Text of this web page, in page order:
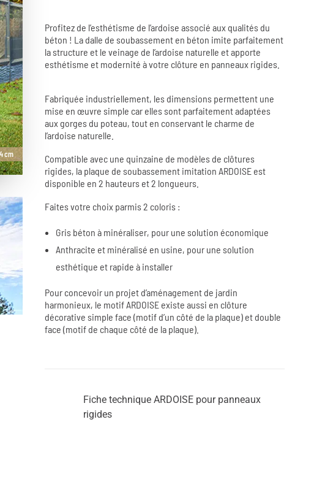
cm
Profitez de l’esthétisme de l’ardoise associé aux qualités du
béton ! La dalle de soubassement en béton imite parfaitement
la structure et le veinage de l’ardoise naturelle et apporte
esthétisme et modernité à votre clôture en panneaux rigides.
Fabriquée industriellement, les dimensions permettent une
mise en œuvre simple car elles sont parfaitement adaptées
aux gorges du poteau, tout en conservant le charme de
l’ardoise naturelle.
Compatible avec une quinzaine de modèles de clôtures
rigides, la plaque de soubassement imitation ARDOISE est
disponible en 2 hauteurs et 2 longueurs.
Faites votre choix parmis 2 coloris :
Gris béton à minéraliser, pour une solution économique
Anthracite et minéralisé en usine, pour une solution
esthétique et rapide à installer
Pour concevoir un projet d’aménagement de jardin
harmonieux, le motif ARDOISE existe aussi en clôture
décorative simple face (motif d’un côté de la plaque) et double
face (motif de chaque côté de la plaque).
Fiche technique ARDOISE pour panneaux
rigides